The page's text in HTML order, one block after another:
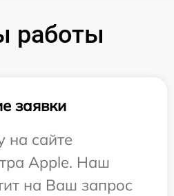
работы
заявки
на сайте
Apple. Наш
на Ваш запрос